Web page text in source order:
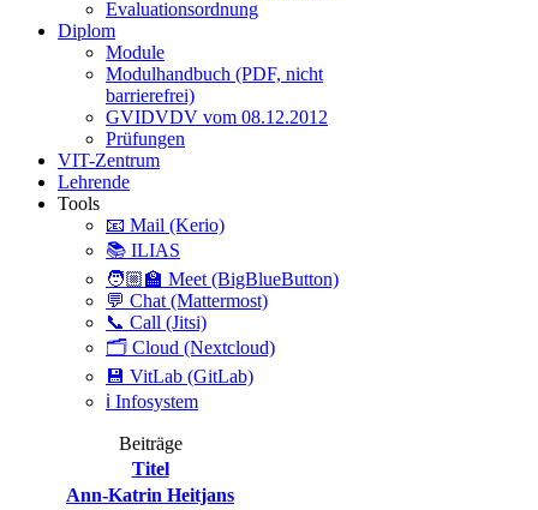
Evaluationsordnung
Diplom
Module
Modulhandbuch (PDF, nicht
barrierefrei)
GVIDVDV vom 08.12.2012
Prüfungen
VIT-Zentrum
Lehrende
Tools
📧 Mail (Kerio)
📚 ILIAS
🧑🏼‍🏫 Meet (BigBlueButton)
💬 Chat (Mattermost)
📞 Call (Jitsi)
🗂️ Cloud (Nextcloud)
💾 VitLab (GitLab)
ℹ️ Infosystem
Beiträge
Titel
Ann-Katrin Heitjans